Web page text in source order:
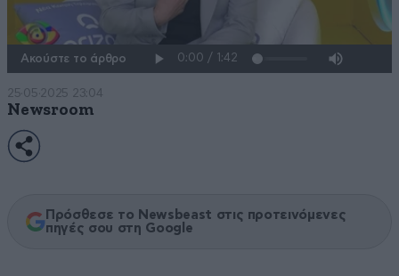
Ακούστε το άρθρο
25·05·2025 23:04
Newsroom
Πρόσθεσε το Newsbeast στις προτεινόμενες
πηγές σου στη Google